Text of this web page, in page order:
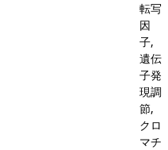
転写
因
子,
遺伝
子発
現調
節,
クロ
マチ